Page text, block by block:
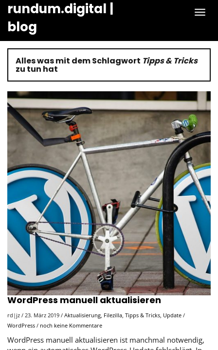
rundum.digital |
blog
Alles was mit dem Schlagwort Tipps & Tricks
zu tun hat
WordPress manuell aktualisieren
rd|jz / 23. März 2019 / Aktualisierung, Filezilla, Tipps & Tricks, Update /
WordPress / noch keine Kommentare
WordPress manuell aktualisieren ist manchmal notwendig,